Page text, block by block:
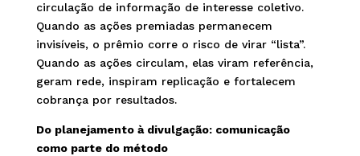
circulação de informação de interesse coletivo.
Quando as ações premiadas permanecem
invisíveis, o prêmio corre o risco de virar “lista”.
Quando as ações circulam, elas viram referência,
geram rede, inspiram replicação e fortalecem
cobrança por resultados.
Do planejamento à divulgação: comunicação
como parte do método